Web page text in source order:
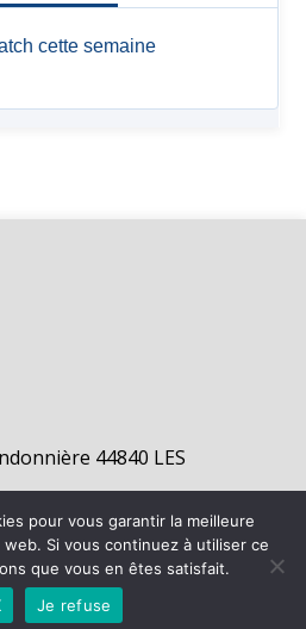
44840 LES
Football | Site internet réalisé par
LÉGALES
pour vous garantir la meilleure
Si vous continuez à utiliser ce
que vous en êtes satisfait.
Je refuse